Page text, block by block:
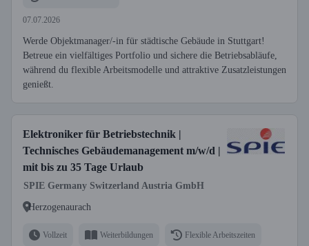
07.07.2026
Werde Objektmanager/-in für städtische Gebäude in Stuttgart!
Betreue ein vielfältiges Portfolio und sichere die Betriebsabläufe,
während du flexible Arbeitsmodelle und attraktive Zusatzleistungen
genießt.
Elektroniker für Betriebstechnik |
Technisches Gebäudemanagement m/w/d |
mit bis zu 35 Tage Urlaub
SPIE Germany Switzerland Austria GmbH
Herzogenaurach
Vollzeit Weiterbildungen Flexible Arbeitszeiten